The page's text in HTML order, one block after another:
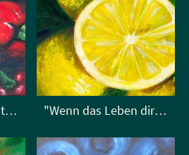
VERKAUFT! "Red-not-HotChilliPeppers" "Wenn das Leben dir Zitronen gibt..."